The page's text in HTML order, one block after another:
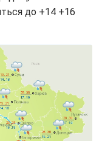
до +14 +16